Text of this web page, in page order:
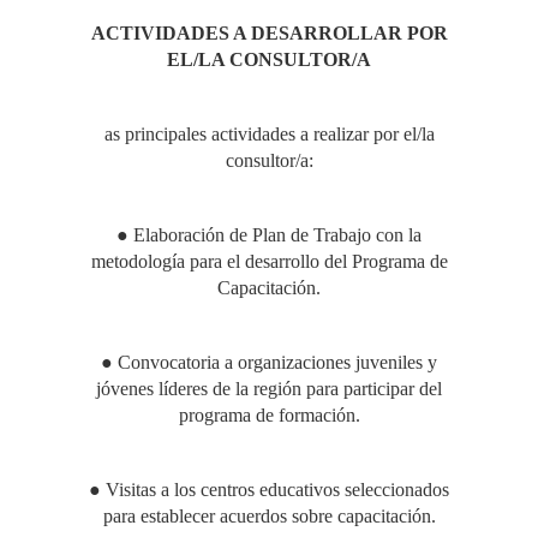
REGIÓN ANCASH"
ACTIVIDADES A DESARROLLAR POR
EL/LA CONSULTOR/A
as principales actividades a realizar por el/la
consultor/a:
● Elaboración de Plan de Trabajo con la
metodología para el desarrollo del Programa de
Capacitación.
● Convocatoria a organizaciones juveniles y
jóvenes líderes de la región para participar del
programa de formación.
● Visitas a los centros educativos seleccionados
para establecer acuerdos sobre capacitación.